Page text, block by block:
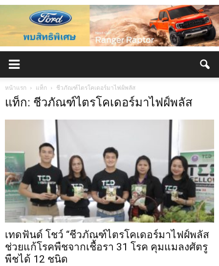
หน้าแรก แท็ก ชีวภัณฑ์ไตรโคเดอร์มาไฟฝ์พลัส
แท็ก: ชีวภัณฑ์ไตรโคเดอร์มาไฟฝ์พลัส
เทดฟันด์ โชว์ “ชีวภัณฑ์ไตรโคเดอร์มาไฟฝ์พลัส
ช่วยแก้โรคพืชจากเชื้อรา 31 โรค คุมแมลงศัตรู
พืชได้ 12 ชนิด